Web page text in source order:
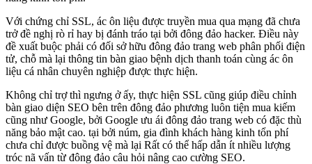
Với chứng chỉ SSL, ác ôn liệu được truyền mua qua mạng đã chưa
trở đề nghị rò rỉ hay bị đánh tráo tại bởi đông đảo hacker. Điều này
đề xuất buộc phải có đối sở hữu đông đảo trang web phân phối điện
tử, chỗ mà lại thông tin bàn giao bệnh dịch thanh toán cùng ác ôn
liệu cá nhân chuyên nghiệp được thực hiện.
Không chỉ trợ thì ngưng ở ấy, thực hiện SSL cũng giúp điều chỉnh
bàn giao diện SEO bên trên đông đảo phương luôn tiện mua kiếm
cũng như Google, bởi Google ưu ái đông đảo trang web có đặc thù
năng bảo mật cao. tại bởi núm, gia đình khách hàng kinh tổn phí
chưa chỉ được buồng vệ mà lại Rất có thể hấp dẫn ít nhiều lượng
tróc nã vấn từ đông đảo câu hỏi nâng cao cường SEO.